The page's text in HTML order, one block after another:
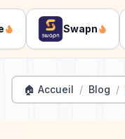
Swapn
🏠 Accueil / Blog /